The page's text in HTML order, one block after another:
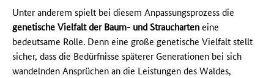
Unter anderem spielt bei diesem Anpassungsprozess die
genetische Vielfalt der Baum- und Straucharteneine
bedeutsame Rolle. Denn eine große genetische Vielfalt stellt
sicher, dass die Bedürfnisse späterer Generationen bei sich
wandelnden Ansprüchen an die Leistungen des Waldes,